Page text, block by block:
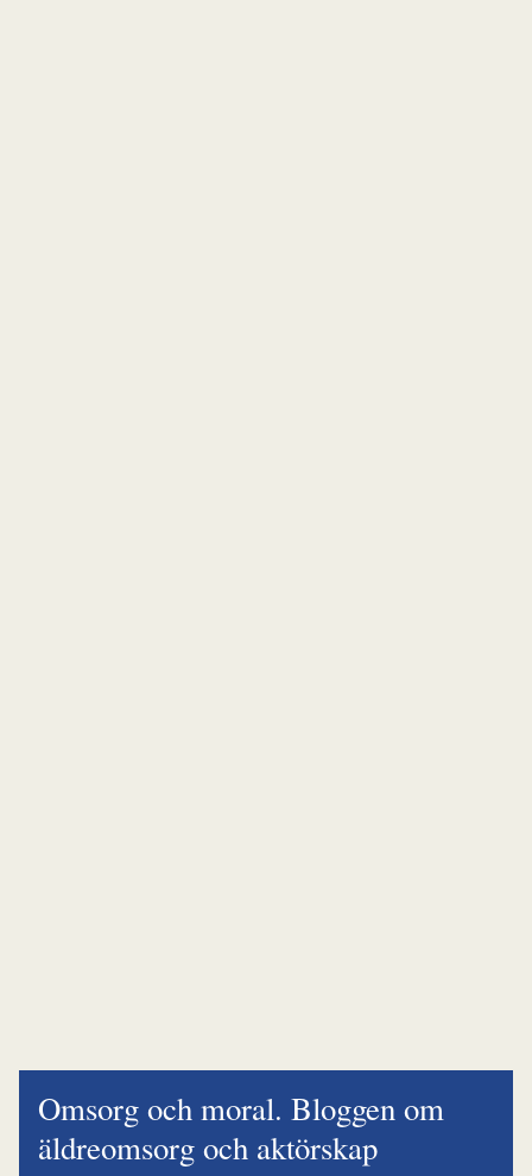
Omsorg och moral. Bloggen om
äldreomsorg och aktörskap